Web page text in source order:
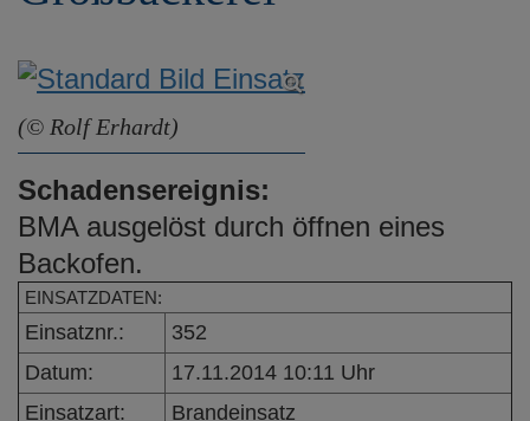
g
(© Rolf Erhardt)
Schadensereignis:
BMA ausgelöst durch öffnen eines
Backofen.
EINSATZDATEN:
Einsatznr.:
352
Datum:
17.11.2014 10:11 Uhr
Einsatzart:
Brandeinsatz